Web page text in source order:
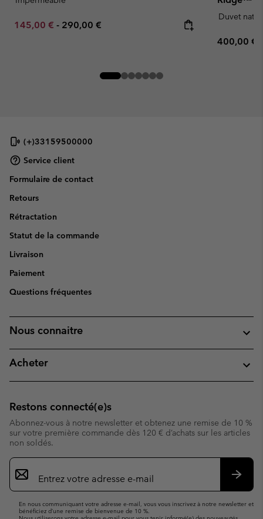
Minimum sale price:
145,00 € - Maximum price:
290,00 €
Duvet
Regular
400,00 €
(+)33159500000
Service client
Formulaire de contact
Retours
Rétractation
Statut de la commande
Livraison
Paiement
Questions fréquentes
Nous connaitre
Acheter
Restons connecté(e)s
Abonnez-vous à notre newsletter et obtenez une remise de 10 %
sur votre première commande dès 120 € d’achats sur les articles
non soldés.
Inscription
par
e-
En nous communiquant votre adresse e-mail, vous vous inscrivez à notre newsletter et
bénéficiez d’une remise de bienvenue de 10 %.